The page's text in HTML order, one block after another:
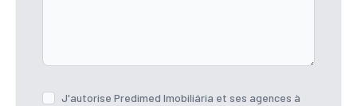
J'autorise Predimed Imobiliária et ses agences à